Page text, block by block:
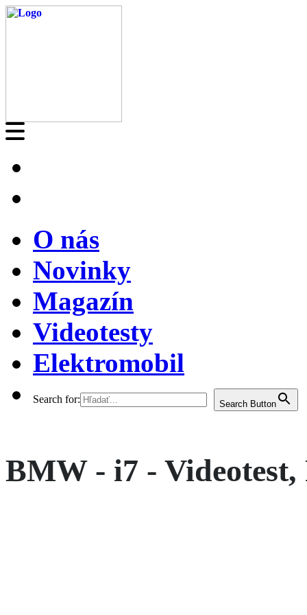
O nás
Novinky
Magazín
Videotesty
Elektromobil
Search for: Search Button
BMW - i7 - Videotest,